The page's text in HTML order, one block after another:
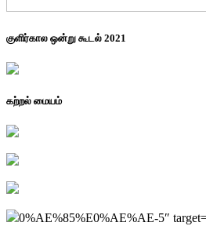
குளிர்கால ஒன்று கூடல் 2021
கற்றல் மையம்
0%AE%85%E0%AE%AE-5″